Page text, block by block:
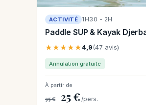
ACTIVITÉ 1H30 - 2H
Paddle SUP & Kayak
★★★★★4,9(47 avis)
Annulation gratuite
À partir de
35 € 25 € /pers.